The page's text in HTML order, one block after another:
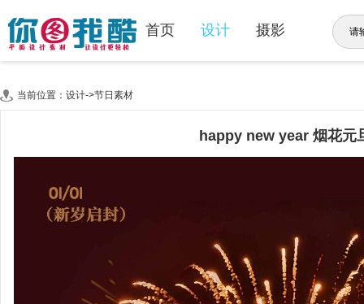
首页 设计 摄影
当前位置：设计->节日素材
happy new year 烟花元